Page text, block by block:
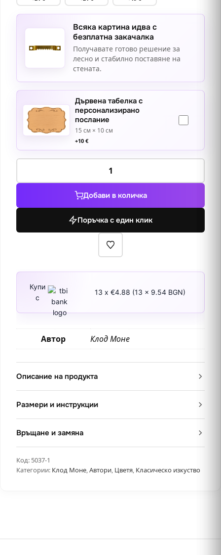
Всяка картина идва с
безплатна закачалка
Получавате готово решение за
лесно и стабилно поставяне на
стената.
Дървена табелка с
персонализирано
послание
15 см × 10 см
+10 €
количество
Водни
1
Добави в количка
Поръчка с един клик
Купи
с
13 x €4.88 (13 x 9.54 BGN)
Автор Клод Моне
Описание на продукта
Размери и инструкции
Връщане и замяна
Код: 5037-1
Категории: Клод Моне,Автори, Цветя, Класическо изкуство